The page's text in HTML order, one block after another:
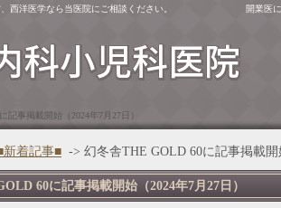
記事掲載開始（2024年7月27日）
開業医
西洋医学なら当医院にご相談ください。
新着記事■ -> 幻冬舎THE GOLD 60に記事掲載開
60に記事掲載開始（2024年7月27日）